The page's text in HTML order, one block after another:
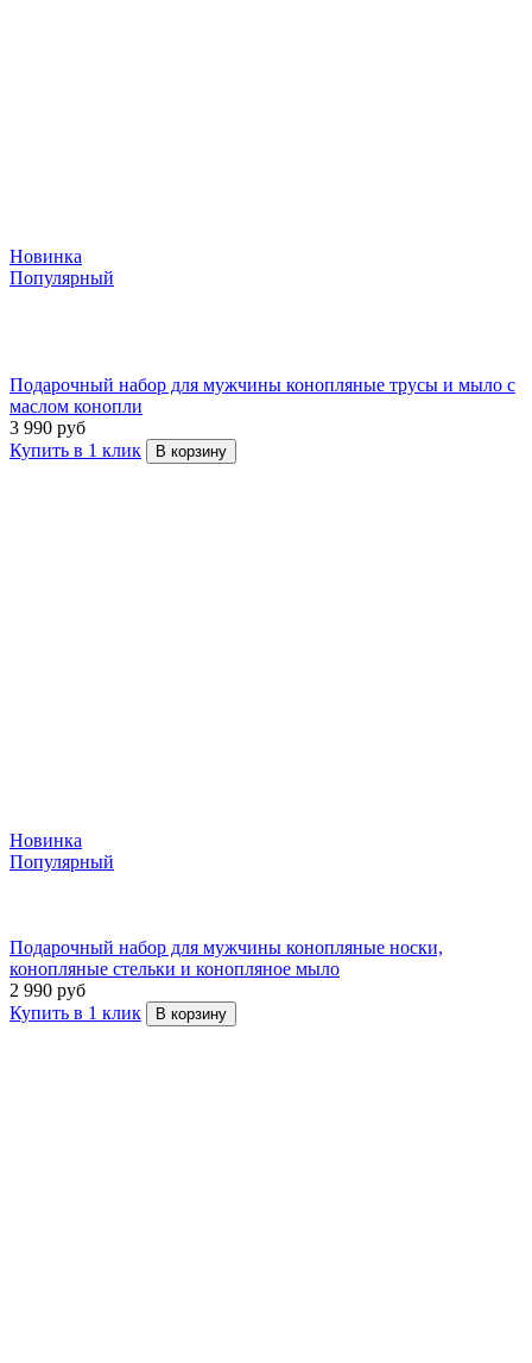
Новинка
Популярный
Подарочный набор для мужчины конопляные трусы и мыло с
маслом конопли
3 990 руб
Купить в 1 клик
В корзину
Новинка
Популярный
Подарочный набор для мужчины конопляные носки,
конопляные стельки и конопляное мыло
2 990 руб
Купить в 1 клик
В корзину